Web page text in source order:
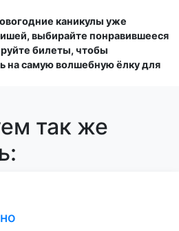
каникулы уже
выбирайте понравившееся
билеты, чтобы
на самую волшебную ёлку для
так же